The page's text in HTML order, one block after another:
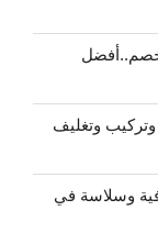
باكستاني ومصري بـ33%خصم..أفضل
بالرياض بـ40% لفك وتركيب وتغليف
احترافية وسلاسة في